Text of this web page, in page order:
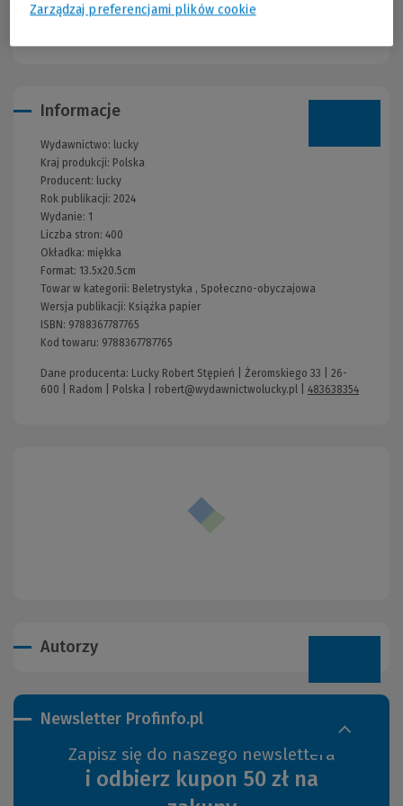
nieszczęścia? Czy rzeczywiście wiemy wszystko o tych, których
Informacje
Wydawnictwo: lucky
Kraj produkcji: Polska
Producent: lucky
Rok publikacji: 2024
Wydanie: 1
Liczba stron: 400
Okładka: miękka
Format: 13.5x20.5cm
Towar w kategorii: Beletrystyka , Społeczno-obyczajowa
Wersja publikacji: Książka papier
ISBN: 9788367787765
Kod towaru: 9788367787765
Dane producenta: Lucky Robert Stępień | Żeromskiego 33 | 26-
600 | Radom | Polska | robert@wydawnictwolucky.pl 483638354
Autorzy
Newsletter Profinfo.pl
Zapisz się do naszego newslettera
i odbierz kupon 50 zł na
Zarządzaj preferencjami plików cookie